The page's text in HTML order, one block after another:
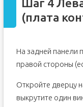
Шаг 4
(плата
На задней панели
правой стороны
Откройте дверцу
выкрутите один